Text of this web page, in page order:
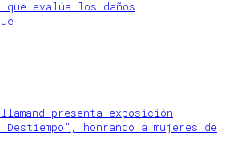
evalúa los daños
presenta exposición
Destiempo”, honrando a mujeres de